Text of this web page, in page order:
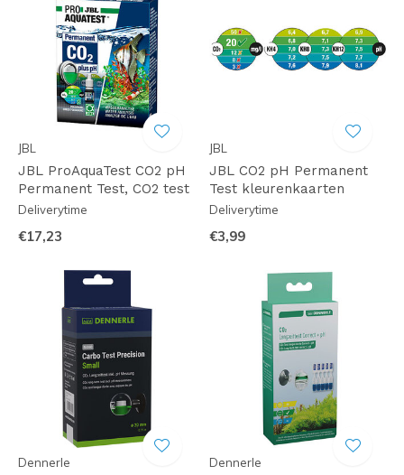
JBL
JBL ProAquaTest CO2 pH
Permanent Test, CO2 test
Deliverytime
€17,23
JBL
JBL CO2 pH Permanent
Test kleurenkaarten
Deliverytime
€3,99
Dennerle Dennerle